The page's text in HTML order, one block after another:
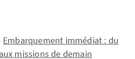
Embarquement immédiat : du
missions de demain